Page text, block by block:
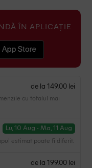
ÎN APLICAȚIE
de la 149.00 lei
cu totalul mai
Lu, 10 Aug - Ma, 11 Aug
estimat poate fi diferit.
de la 199.00 lei